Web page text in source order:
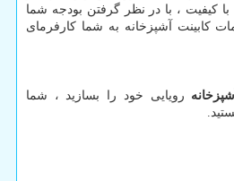
کیفیت ، با در نظر گرفتن بودجه شما
کابینت آشپزخانه به شما کارفرمای
رویایی خود را بسازید ، شما